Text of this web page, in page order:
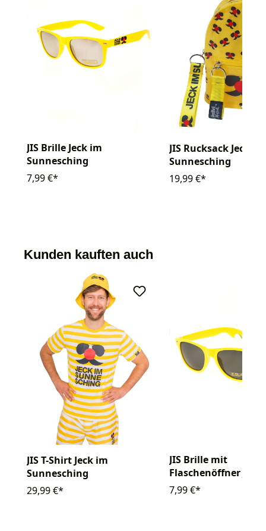
JIS Brille Jeck im
Sunnesching
7,99 €*
JIS Rucksack Jeck im
Sunnesching
19,99 €*
Kunden kauften auch
JIS T-Shirt Jeck im
Sunnesching
29,99 €*
JIS Brille mit
Flaschenöffner Jeck
Sunnesching
7,99 €*